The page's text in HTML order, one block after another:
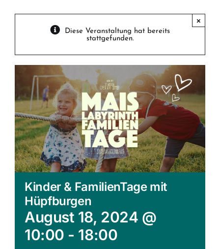
Diese Veranstaltung hat bereits
stattgefunden.
×
Kinder & FamilienTage mit
Hüpfburgen
August 18, 2024 @
10:00 - 18:00